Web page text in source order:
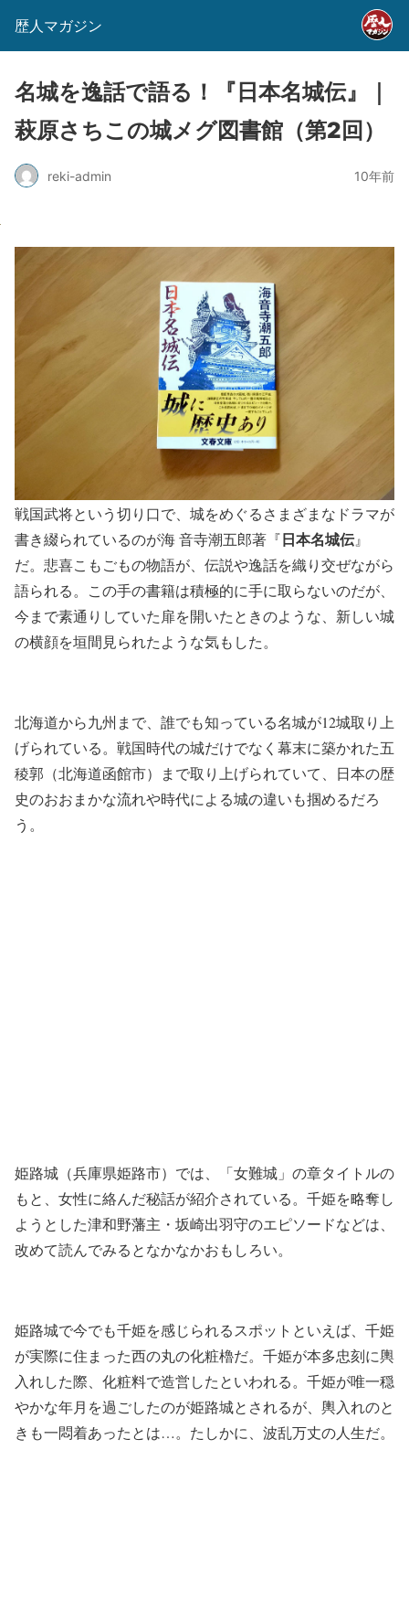
歴人マガジン
名城を逸話で語る！『日本名城伝』｜
萩原さちこの城メグ図書館（第2回）
reki-admin 10年前
戦国武将という切り口で、城をめぐるさまざまなドラマが
書き綴られているのが海 音寺潮五郎著『日本名城伝』
だ。悲喜こもごもの物語が、伝説や逸話を織り交ぜながら
語られる。この手の書籍は積極的に手に取らないのだが、
今まで素通りしていた扉を開いたときのような、新しい城
の横顔を垣間見られたような気もした。
北海道から九州まで、誰でも知っている名城が12城取り上
げられている。戦国時代の城だけでなく幕末に築かれた五
稜郭（北海道函館市）まで取り上げられていて、日本の歴
史のおおまかな流れや時代による城の違いも掴めるだろ
う。
姫路城（兵庫県姫路市）では、「女難城」の章タイトルの
もと、女性に絡んだ秘話が紹介されている。千姫を略奪し
ようとした津和野藩主・坂崎出羽守のエピソードなどは、
改めて読んでみるとなかなかおもしろい。
姫路城で今でも千姫を感じられるスポットといえば、千姫
が実際に住まった西の丸の化粧櫓だ。千姫が本多忠刻に輿
入れした際、化粧料で造営したといわれる。千姫が唯一穏
やかな年月を過ごしたのが姫路城とされるが、輿入れのと
きも一悶着あったとは…。たしかに、波乱万丈の人生だ。